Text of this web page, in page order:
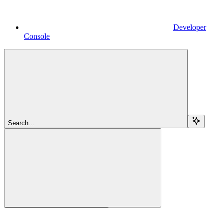
Developer
Console
Search...